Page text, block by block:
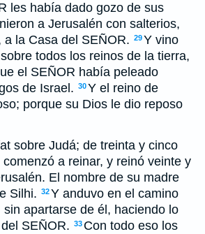
les había dado gozo de sus
a Jerusalén con salterios,
a la Casa del SEÑOR. 29Y vino
todos los reinos de la tierra,
el SEÑOR había peleado
de Israel. 30Y el reino de
porque su Dios le dio reposo
sobre Judá; de treinta y cinco
a reinar, y reinó veinte y
El nombre de su madre
Silhi. 32Y anduvo en el camino
sin apartarse de él, haciendo lo
SEÑOR. 33 Con todo eso los